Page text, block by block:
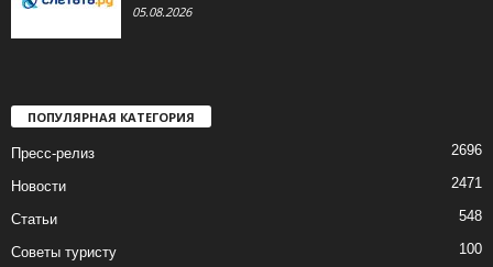
05.08.2026
ПОПУЛЯРНАЯ КАТЕГОРИЯ
Пресс-релиз 2696
Новости 2471
Статьи 548
Советы туристу 100